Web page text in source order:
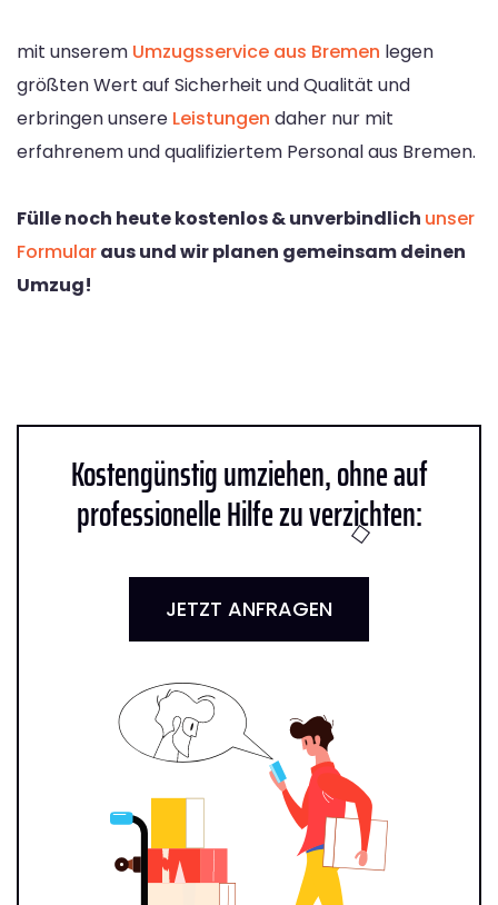
mit unserem Umzugsservice aus Bremen legen
größten Wert auf Sicherheit und Qualität und
erbringen unsere Leistungen daher nur mit
erfahrenem und qualifiziertem Personal aus Bremen.
Fülle noch heute kostenlos & unverbindlich unser
Formularaus und wir planen gemeinsam deinen
Umzug!
Kostengünstig umziehen, ohne auf
professionelle Hilfe zu verzichten:
JETZT ANFRAGEN